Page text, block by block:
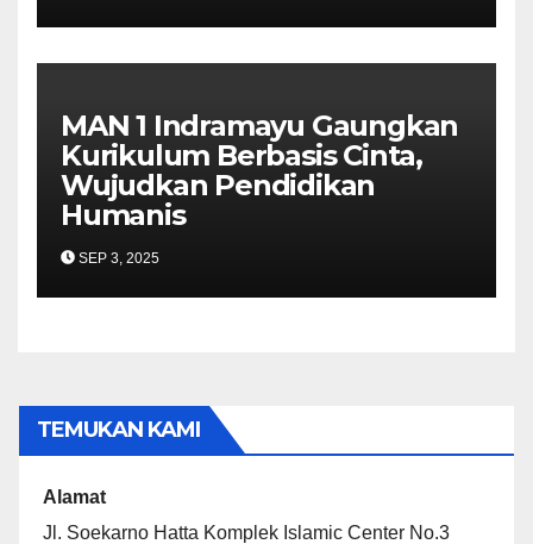
MAN 1 Indramayu Gaungkan
Kurikulum Berbasis Cinta,
Wujudkan Pendidikan
Humanis
SEP 3, 2025
TEMUKAN KAMI
Alamat
Jl. Soekarno Hatta Komplek Islamic Center No.3